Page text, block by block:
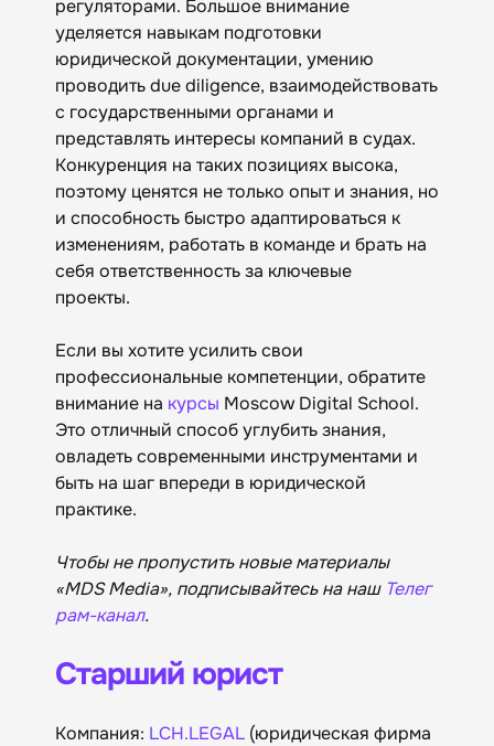
регуляторами. Большое внимание
уделяется навыкам подготовки
юридической документации, умению
проводить due diligence, взаимодействовать
с государственными органами и
представлять интересы компаний в судах.
Конкуренция на таких позициях высока,
поэтому ценятся не только опыт и знания, но
и способность быстро адаптироваться к
изменениям, работать в команде и брать на
себя ответственность за ключевые
проекты.
Если вы хотите усилить свои
профессиональные компетенции, обратите
внимание на курсы Moscow Digital School.
Это отличный способ углубить знания,
овладеть современными инструментами и
быть на шаг впереди в юридической
практике.
Чтобы не пропустить новые материалы
«MDS Media», подписывайтесь на нашТелег
рам-канал.
Старший юрист
Компания: LCH.LEGAL (юридическая фирма